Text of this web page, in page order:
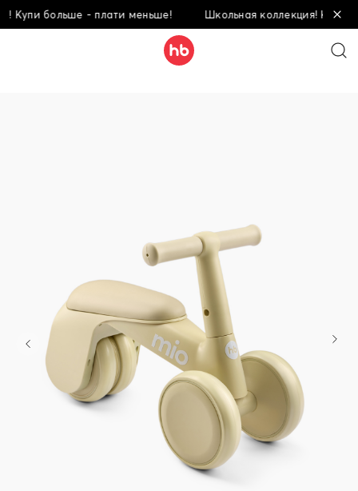
больше - плати меньше! Школьная коллекция! Купи